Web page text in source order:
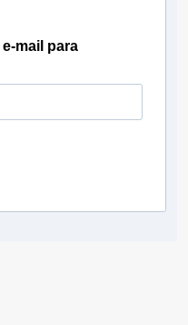
mail para